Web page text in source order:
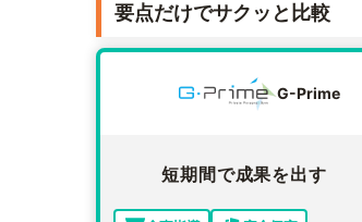
要点だけでサクッと比較
G-Prime
短期間で成果を出す